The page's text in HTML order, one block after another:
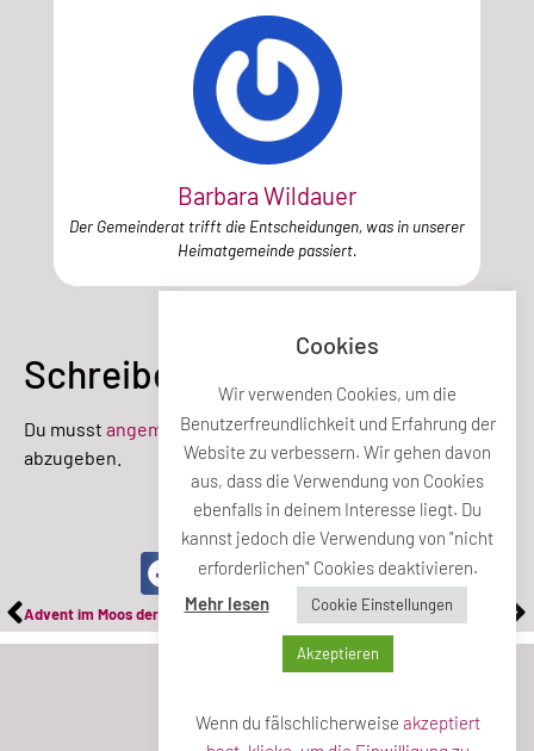
Schreibe einen Kommentar
Du musst angemeldetsein, um einen Kommentar
abzugeben.
Barbara Wildauer
Der Gemeinderat trifft die Entscheidungen, was in unserer
Heimatgemeinde passiert.
Teile diesen Beitrag
Advent im Moos der Singgemeinschaft
Cookies
Wir verwenden Cookies, um die
Benutzerfreundlichkeit und Erfahrung der
Website zu verbessern. Wir gehen davon
aus, dass die Verwendung von Cookies
ebenfalls in deinem Interesse liegt. Du
kannst jedoch die Verwendung von "nicht
erforderlichen" Cookies deaktivieren.
Mehr lesen
Cookie Einstellungen
Akzeptieren
Wenn du fälschlicherweise akzeptiert